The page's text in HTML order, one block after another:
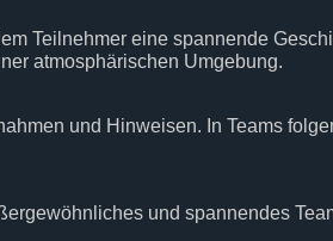
Teilnehmer eine spannende
atmosphärischen Umgebung.
und Hinweisen. In Teams
und spannendes